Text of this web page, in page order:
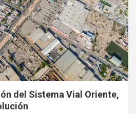
del Sistema Vial Oriente,